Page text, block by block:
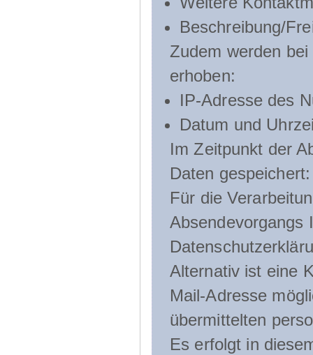
Beschreibung/
Zudem werden
erhoben:
IP-Adresse des
Datum und
Im Zeitpunkt der
Daten gespeichert:
Für die
Absendevorgangs
Alternativ ist eine
Mail-Adresse
übermittelten
Es erfolgt in